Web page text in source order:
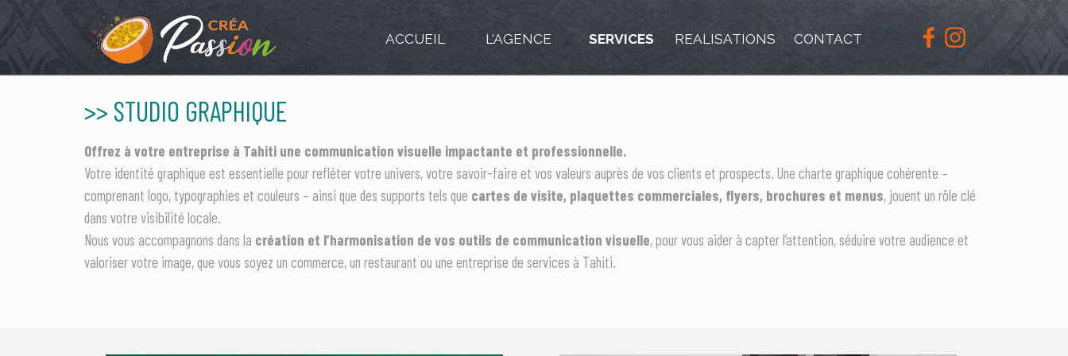
ACCUEIL L'AGENCE SERVICES REALISATIONS CONTACT
>> STUDIO GRAPHIQUE
Offrez à votre entreprise à Tahiti une communication visuelle impactante et professionnelle.
Votre identité graphique est essentielle pour refléter votre univers, votre savoir-faire et vos valeurs auprès de vos clients et prospects. Une charte graphique cohérente –
comprenant logo, typographies et couleurs – ainsi que des supports tels que cartes de visite, plaquettes commerciales, flyers, brochures et menus, jouent un rôle clé
dans votre visibilité locale.
Nous vous accompagnons dans la création et l’harmonisation de vos outils de communication visuelle, pour vous aider à capter l’attention, séduire votre audience et
valoriser votre image, que vous soyez un commerce, un restaurant ou une entreprise de services à Tahiti.